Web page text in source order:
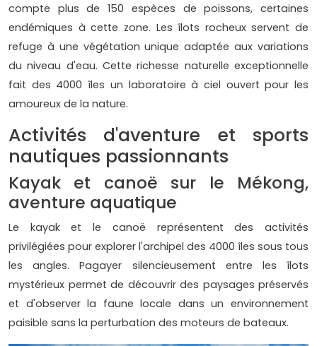
compte plus de 150 espèces de poissons, certaines
endémiques à cette zone. Les îlots rocheux servent de
refuge à une végétation unique adaptée aux variations
du niveau d'eau. Cette richesse naturelle exceptionnelle
fait des 4000 îles un laboratoire à ciel ouvert pour les
amoureux de la nature.
Activités d'aventure et sports
nautiques passionnants
Kayak et canoë sur le Mékong,
aventure aquatique
Le kayak et le canoë représentent des activités
privilégiées pour explorer l'archipel des 4000 îles sous tous
les angles. Pagayer silencieusement entre les îlots
mystérieux permet de découvrir des paysages préservés
et d'observer la faune locale dans un environnement
paisible sans la perturbation des moteurs de bateaux.